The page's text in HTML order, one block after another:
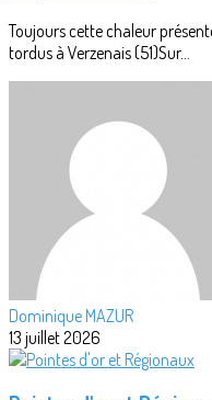
Toujours cette chaleur
tordus à Verzenais (51)Sur...
Dominique MAZUR
13 juillet 2026